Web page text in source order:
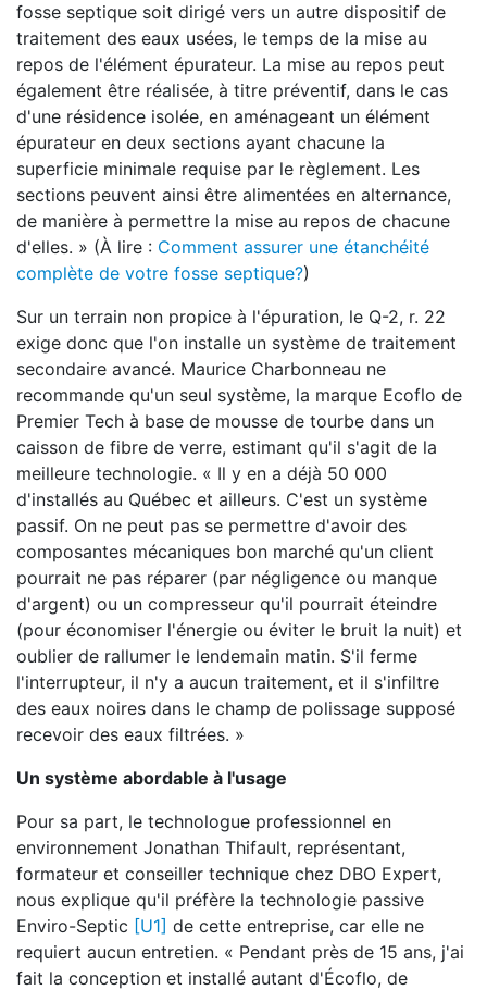
fosse septique soit dirigé vers un autre dispositif de
traitement des eaux usées, le temps de la mise au
repos de l'élément épurateur. La mise au repos peut
également être réalisée, à titre préventif, dans le cas
d'une résidence isolée, en aménageant un élément
épurateur en deux sections ayant chacune la
superficie minimale requise par le règlement. Les
sections peuvent ainsi être alimentées en alternance,
de manière à permettre la mise au repos de chacune
d'elles. » (À lire : Comment assurer une étanchéité
complète de votre fosse septique?)
Sur un terrain non propice à l'épuration, le Q-2, r. 22
exige donc que l'on installe un système de traitement
secondaire avancé. Maurice Charbonneau ne
recommande qu'un seul système, la marque Ecoflo de
Premier Tech à base de mousse de tourbe dans un
caisson de fibre de verre, estimant qu'il s'agit de la
meilleure technologie. « Il y en a déjà 50 000
d'installés au Québec et ailleurs. C'est un système
passif. On ne peut pas se permettre d'avoir des
composantes mécaniques bon marché qu'un client
pourrait ne pas réparer (par négligence ou manque
d'argent) ou un compresseur qu'il pourrait éteindre
(pour économiser l'énergie ou éviter le bruit la nuit) et
oublier de rallumer le lendemain matin. S'il ferme
l'interrupteur, il n'y a aucun traitement, et il s'infiltre
des eaux noires dans le champ de polissage supposé
recevoir des eaux filtrées. »
Un système abordable à l'usage
Pour sa part, le technologue professionnel en
environnement Jonathan Thifault, représentant,
formateur et conseiller technique chez DBO Expert,
nous explique qu'il préfère la technologie passive
Enviro-Septic [U1] de cette entreprise, car elle ne
requiert aucun entretien. « Pendant près de 15 ans, j'ai
fait la conception et installé autant d'Écoflo, de